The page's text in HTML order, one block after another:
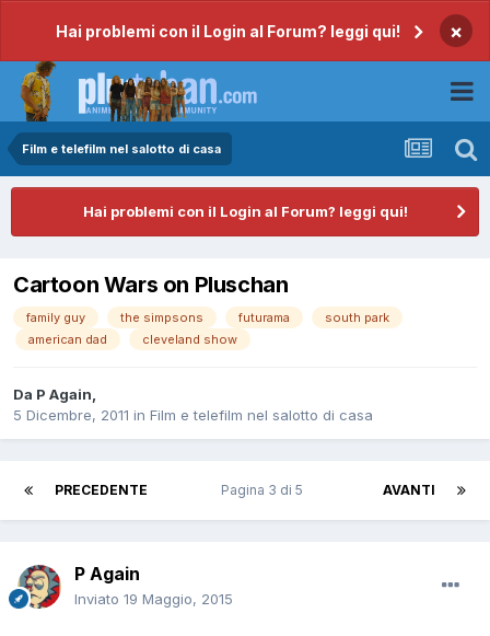
Hai problemi con il Login al Forum? leggi qui! ×
Film e telefilm nel salotto di casa
Hai problemi con il Login al Forum? leggi qui!
Cartoon Wars on Pluschan
family guy the simpsons futurama
south park
american dad
cleveland show
Da P Again,
5 Dicembre, 2011 in Film e telefilm nel salotto di casa
PRECEDENTE AVANTI
Pagina 3 di 5
P Again
Inviato 19 Maggio, 2015